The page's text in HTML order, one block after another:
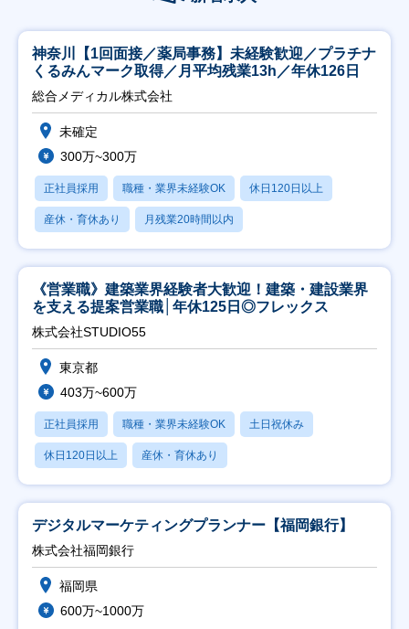
神奈川【1回面接／薬局事務】未経験歓迎／プラチナ
くるみんマーク取得／月平均残業13h／年休126日
総合メディカル株式会社
未確定
300万~300万
正社員採用 職種・業界未経験OK 休日120日以上
産休・育休あり 月残業20時間以内
《営業職》建築業界経験者大歓迎！建築・建設業界
を支える提案営業職│年休125日◎フレックス
株式会社STUDIO55
東京都
403万~600万
正社員採用 職種・業界未経験OK 土日祝休み
休日120日以上 産休・育休あり
デジタルマーケティングプランナー【福岡銀行】
株式会社福岡銀行
福岡県
600万~1000万